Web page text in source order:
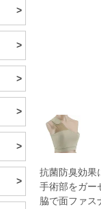
抗菌防臭効果
手術部をガー
脇で面ファス